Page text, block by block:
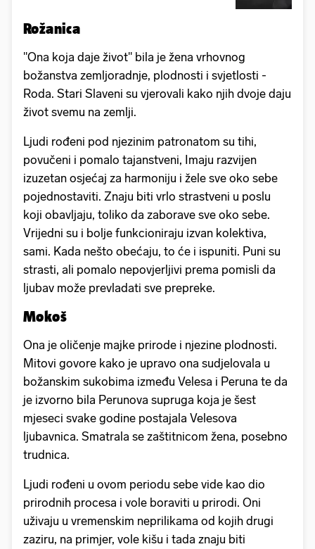
Rožanica
"Ona koja daje život" bila je žena vrhovnog
božanstva zemljoradnje, plodnosti i svjetlosti -
Roda. Stari Slaveni su vjerovali kako njih dvoje daju
život svemu na zemlji.
Ljudi rođeni pod njezinim patronatom su tihi,
povučeni i pomalo tajanstveni, Imaju razvijen
izuzetan osjećaj za harmoniju i žele sve oko sebe
pojednostaviti. Znaju biti vrlo strastveni u poslu
koji obavljaju, toliko da zaborave sve oko sebe.
Vrijedni su i bolje funkcioniraju izvan kolektiva,
sami. Kada nešto obećaju, to će i ispuniti. Puni su
strasti, ali pomalo nepovjerljivi prema pomisli da
ljubav može prevladati sve prepreke.
Mokoš
Ona je oličenje majke prirode i njezine plodnosti.
Mitovi govore kako je upravo ona sudjelovala u
božanskim sukobima između Velesa i Peruna te da
je izvorno bila Perunova supruga koja je šest
mjeseci svake godine postajala Velesova
ljubavnica. Smatrala se zaštitnicom žena, posebno
trudnica.
Ljudi rođeni u ovom periodu sebe vide kao dio
prirodnih procesa i vole boraviti u prirodi. Oni
uživaju u vremenskim neprilikama od kojih drugi
zaziru, na primjer, vole kišu i tada znaju biti